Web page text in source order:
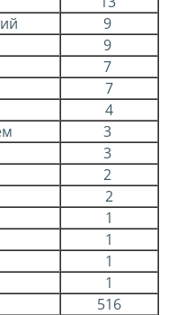
9
9
7
7
4
3
3
2
2
1
1
1
1
516